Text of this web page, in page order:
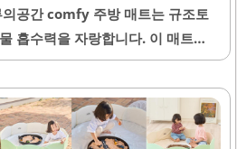
공간 comfy 주방 매트는 규조토
흡수력을 자랑합니다. 이 매트는
로 관리할 수 있는 장점이 있습니
여 문에 걸리지 않으며, 밟았을 때
발의 피로를 덜어줍니다.디자인은
라이프 패턴으로, 다양한 인테리어